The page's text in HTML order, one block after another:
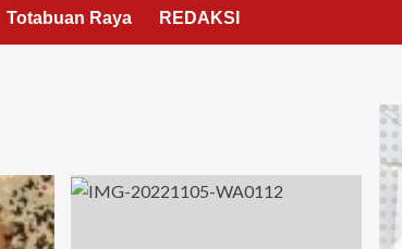
Totabuan Raya REDAKSI